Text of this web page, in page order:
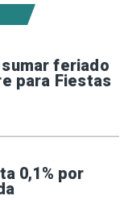
feriado
para Fiestas
0,1% por